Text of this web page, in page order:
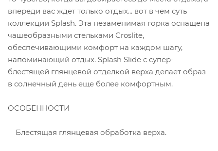
впереди вас ждет только отдых... вот в чем суть
коллекции Splash. Эта незаменимая горка оснащена
чашеобразными стельками Croslite,
обеспечивающими комфорт на каждом шагу,
напоминающий отдых. Splash Slide с супер-
блестящей глянцевой отделкой верха делает образ
в солнечный день еще более комфортным.
ОСОБЕННОСТИ
Блестящая глянцевая обработка верха.